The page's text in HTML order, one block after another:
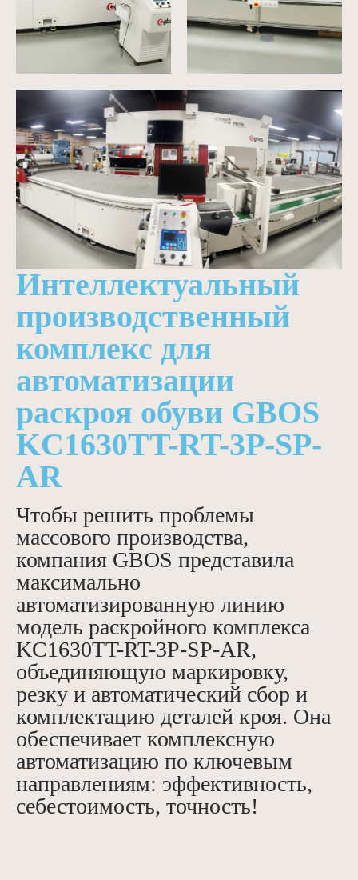
Интеллектуальный
производственный
комплекс для
автоматизации
раскроя обуви GBOS
KC1630TT-RT-3P-SP-
AR
Чтобы решить проблемы
массового производства,
компания GBOS представила
максимально
автоматизированную линию
модель раскройного комплекса
KC1630TT-RT-3P-SP-AR,
объединяющую маркировку,
резку и автоматический сбор и
комплектацию деталей кроя. Она
обеспечивает комплексную
автоматизацию по ключевым
направлениям: эффективность,
себестоимость, точность!